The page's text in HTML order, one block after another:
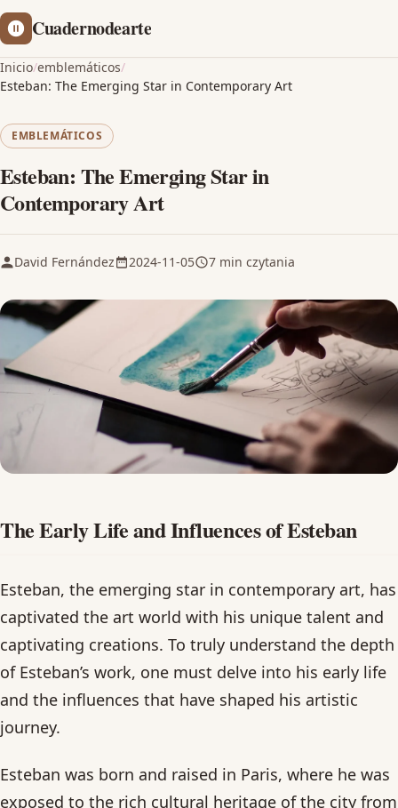
Cuadernodearte
Inicio/emblemáticos/
Esteban: The Emerging Star in Contemporary Art
EMBLEMÁTICOS
Esteban: The Emerging Star in
Contemporary Art
David Fernández 2024-11-05 7 min czytania
The Early Life and Influences of Esteban
Esteban, the emerging star in contemporary art, has
captivated the art world with his unique talent and
captivating creations. To truly understand the depth
of Esteban’s work, one must delve into his early life
and the influences that have shaped his artistic
journey.
Esteban was born and raised in Paris, where he was
exposed to the rich cultural heritage of the city from